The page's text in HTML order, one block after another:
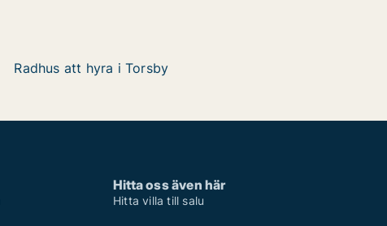
Radhus att hyra i Torsby
Hitta oss även här
Hitta villa till salu